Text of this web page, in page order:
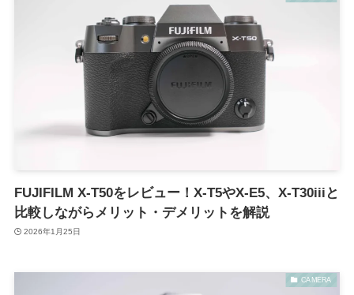
FUJIFILM X-T50をレビュー！X-T5やX-E5、X-T30iiiと
比較しながらメリット・デメリットを解説
2026年1月25日
CAMERA